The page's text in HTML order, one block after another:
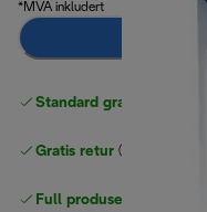
*MVA inkludert
Standard gratis levering
Gratis retur
Full produsentgaranti